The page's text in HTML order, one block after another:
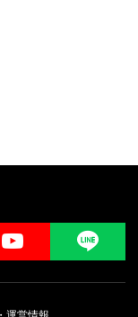
YouTube
運営情報